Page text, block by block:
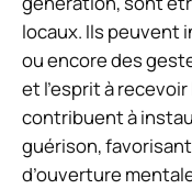
locaux. Ils peuvent
ou encore des
et l’esprit à
contribuent à
guérison,
d’ouverture